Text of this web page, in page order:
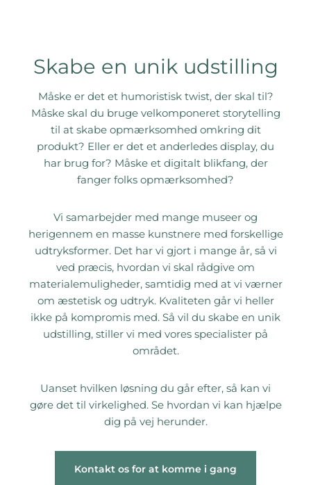
Skabe en unik udstilling
Måske er det et humoristisk twist, der skal til?
Måske skal du bruge velkomponeret storytelling
til at skabe opmærksomhed omkring dit
produkt? Eller er det et anderledes display, du
har brug for? Måske et digitalt blikfang, der
fanger folks opmærksomhed?
Vi samarbejder med mange museer og
herigennem en masse kunstnere med forskellige
udtryksformer. Det har vi gjort i mange år, så vi
ved præcis, hvordan vi skal rådgive om
materialemuligheder, samtidig med at vi værner
om æstetisk og udtryk. Kvaliteten går vi heller
ikke på kompromis med. Så vil du skabe en unik
udstilling, stiller vi med vores specialister på
området.
Uanset hvilken løsning du går efter, så kan vi
gøre det til virkelighed. Se hvordan vi kan hjælpe
dig på vej herunder.
Kontakt os for at komme i gang